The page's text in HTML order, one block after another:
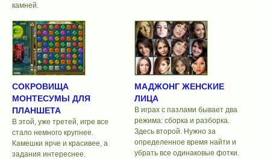
камней.
СОКРОВИЩА
МОНТЕСУМЫ ДЛЯ
ПЛАНШЕТА
В этой, уже третей, игре все
стало немного крупнее.
Камешки ярче и красивее, а
задания интереснее.
МАДЖОНГ ЖЕНСКИЕ
ЛИЦА
В играх с пазлами бывает два
режима: сборка и разборка.
Здесь второй. Нужно за
определенное время найти и
убрать все одинаковые фотки.